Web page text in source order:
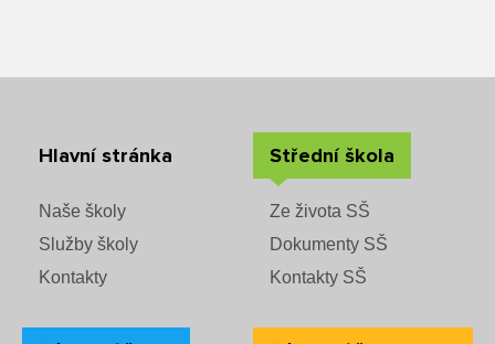
Hlavní stránka
Naše školy
Služby školy
Kontakty
Střední škola
Ze života SŠ
Dokumenty SŠ
Kontakty SŠ